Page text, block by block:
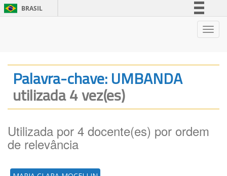
BRASIL
Legislação
Palavra-chave: UMBANDA
utilizada 4 vez(es)
Utilizada por 4 docente(es) por ordem
de relevância